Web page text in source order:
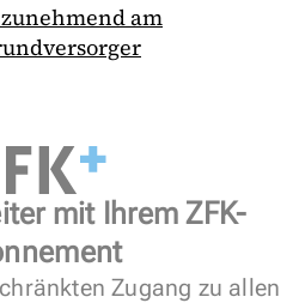
am
mit Ihrem ZFK-
Zugang zu allen